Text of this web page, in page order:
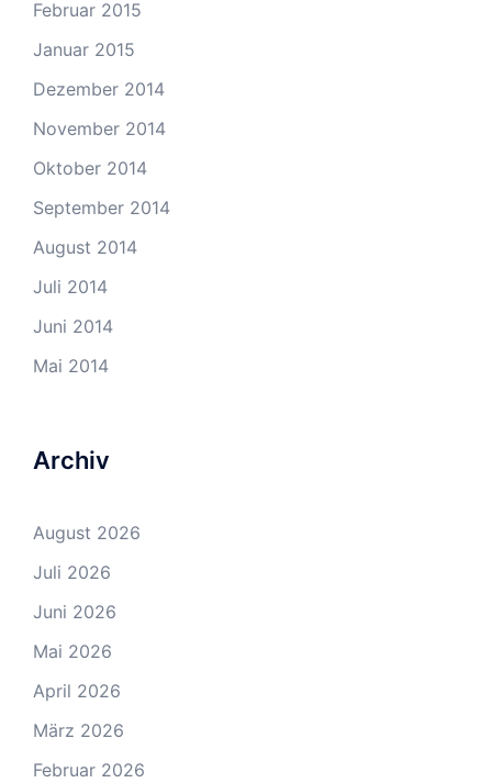
Februar 2015
Januar 2015
Dezember 2014
November 2014
Oktober 2014
September 2014
August 2014
Juli 2014
Juni 2014
Mai 2014
Archiv
August 2026
Juli 2026
Juni 2026
Mai 2026
April 2026
März 2026
Februar 2026